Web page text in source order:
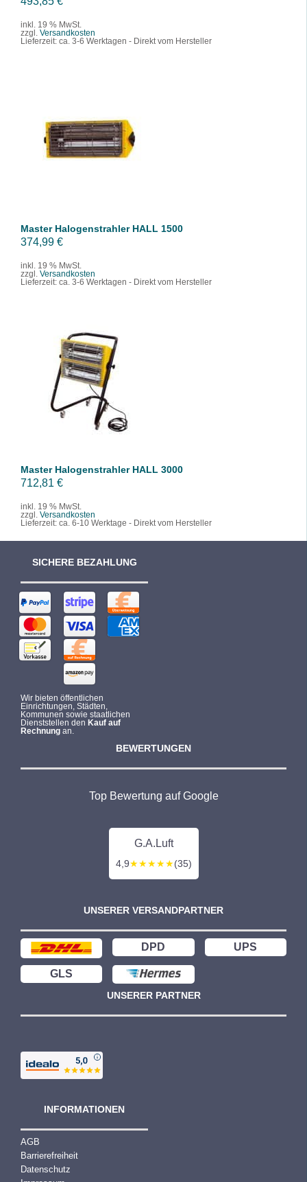
inkl. 19 % MwSt.
zzgl. Versandkosten
Lieferzeit: ca. 3-6 Werktagen - Direkt vom Hersteller
IN DEN WARENKORB
/
DETAILS
Master Halogenstrahler HALL 1500
374,99 €
inkl. 19 % MwSt.
zzgl. Versandkosten
Lieferzeit: ca. 3-6 Werktagen - Direkt vom Hersteller
IN DEN WARENKORB
DETAILS
Master Halogenstrahler HALL 3000
712,81 €
inkl. 19 % MwSt.
zzgl. Versandkosten
Lieferzeit: ca. 6-10 Werktage - Direkt vom Hersteller
SICHERE BEZAHLUNG
Wir bieten öffentlichen
Einrichtungen, Städten,
Kommunen sowie staatlichen
Dienststellen den Kauf auf
Rechnungan.
BEWERTUNGEN
Top Bewertung auf Google
G.A.Luft
4,9★★★★★(35)
UNSERER VERSANDPARTNER
DPD UPS
GLS
UNSERER PARTNER
INFORMATIONEN
AGB
Barrierefreiheit
Datenschutz